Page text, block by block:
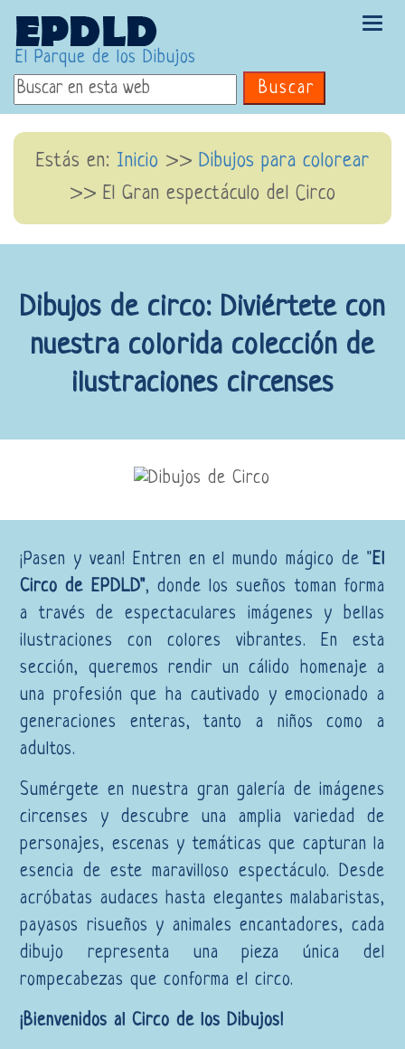
El Parque de los Dibujos
Buscar
Estás en: Inicio >> Dibujos para colorear
>> El Gran espectáculo del Circo
Dibujos de circo: Diviértete con
nuestra colorida colección de
ilustraciones circenses
¡Pasen y vean! Entren en el mundo mágico de "El
Circo de EPDLD", donde los sueños toman forma
a través de espectaculares imágenes y bellas
ilustraciones con colores vibrantes. En esta
sección, queremos rendir un cálido homenaje a
una profesión que ha cautivado y emocionado a
generaciones enteras, tanto a niños como a
adultos.
Sumérgete en nuestra gran galería de imágenes
circenses y descubre una amplia variedad de
personajes, escenas y temáticas que capturan la
esencia de este maravilloso espectáculo. Desde
acróbatas audaces hasta elegantes malabaristas,
payasos risueños y animales encantadores, cada
dibujo representa una pieza única del
rompecabezas que conforma el circo.
¡Bienvenidos al Circo de los Dibujos!